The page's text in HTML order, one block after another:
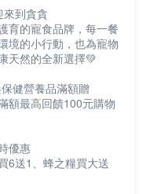
司
PM6:00
工路56號
來到貪貪
育的寵食品牌，每一餐
境的小行動，也為寵物
天然的全新選擇💚
健營養品滿額贈
額最高回饋100元購物
優惠
6送1、蜂之糧買大送